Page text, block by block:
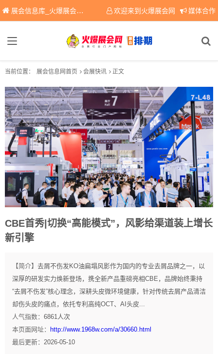
展会信息库_火爆展会网免费展会信息查询平台，提供专业会展服务！ 欢迎来到火爆展会网 媒体合作
当前位置： 展会信息网首页 会展快讯 正文
CBE首秀|切换“高能模式”，风影给渠道装上增长
新引擎
【简介】 去屑不伤发KO油扁塌风影作为国内的专业去屑品牌之一，以
深厚的研发实力焕新登场，携全新产品重磅亮相CBE，品牌始终秉持
“去屑不伤发”核心理念，深耕头皮微环境健康，针对传统去屑产品清洁
却伤头皮的痛点，依托专利高纯OCT、AI头皮...
人气指数： 6861 人次
本页面网址：
http://www.1968w.com/a/30660.html
最后更新： 2026-05-10